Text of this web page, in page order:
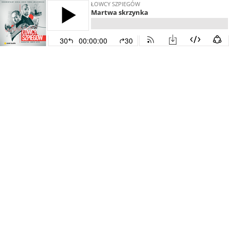
ŁOWCY SZPIEGÓW
Martwa skrzynka
30 00:00:00 30